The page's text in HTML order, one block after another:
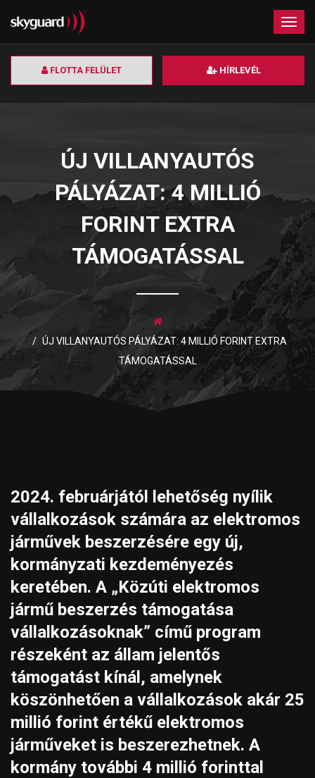
FLOTTA FELÜLET HÍRLEVÉL
×
ÚJ VILLANYAUTÓS
PÁLYÁZAT: 4 MILLIÓ
FORINT EXTRA
TÁMOGATÁSSAL
ÚJ VILLANYAUTÓS PÁLYÁZAT: 4 MILLIÓ FORINT EXTRA
TÁMOGATÁSSAL
2024. februárjától lehetőség nyílik
vállalkozások számára az elektromos
járművek beszerzésére egy új,
kormányzati kezdeményezés
keretében. A „Közúti elektromos
jármű beszerzés támogatása
vállalkozásoknak” című program
részeként az állam jelentős
támogatást kínál, amelynek
köszönhetően a vállalkozások akár 25
millió forint értékű elektromos
járműveket is beszerezhetnek. A
kormány további 4 millió forinttal